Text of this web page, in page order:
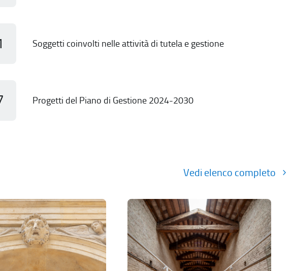
Soggetti coinvolti nelle attività di tutela e gestione
Progetti del Piano di Gestione 2024-2030
Vedi elenco completo